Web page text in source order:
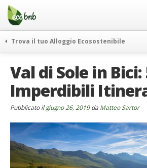
Menu
Salta
contenuto
Offerte Speciali
Regali
FAQ
Chi Siamo
Partner
Contatti
Italiano
Trova il tuo Alloggio Ecosostenibile
itinerari
curiosità
vivere e viaggiare verde
ecohotel
rassegna stampa
Val di Sole in Bici:
Imperdibili
Pubblicato ilgiugno 26, 2019da Matteo Sartor